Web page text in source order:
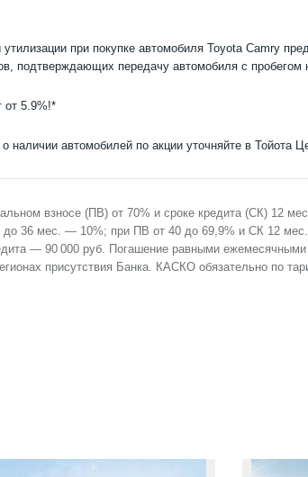
при покупке автомобиля Toyota Camry
подтверждающих передачу автомобиля с пробегом
от 5.9%!*
автомобилей по акции уточняйте в Тойота
взносе (ПВ) от 70% и сроке кредита (СК) 12
36 мес. — 10%; при ПВ от 40 до 69,9% и СК 12
— 90 000 руб. Погашение равными ежемесячными
присутствия Банка. КАСКО обязательно по